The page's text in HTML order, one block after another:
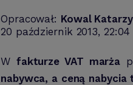
Opracował: Kowal
20 październik 2013, 22:04
W fakturze VAT marża
nabywca, a ceną